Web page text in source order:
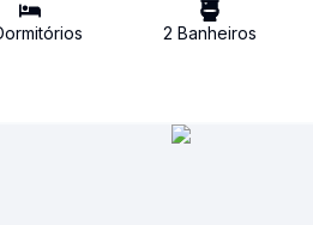
s 2 Banheiros